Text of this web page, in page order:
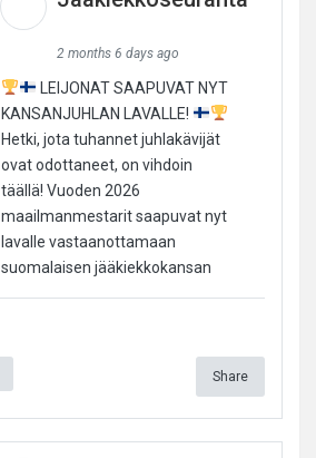
2 months 6 days ago
LEIJONAT SAAPUVAT NYT
KANSANJUHLAN LAVALLE!
Hetki, jota tuhannet juhlakävijät
ovat odottaneet, on vihdoin
täällä! Vuoden 2026
maailmanmestarit saapuvat nyt
lavalle vastaanottamaan
suomalaisen jääkiekkokansan
Share